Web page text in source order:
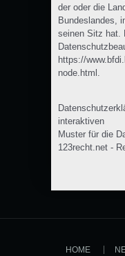
der oder die
Bundeslandes,
seinen Sitz hat.
https://
node.html.
interaktiven
Muster für die
123recht.net -
HOME